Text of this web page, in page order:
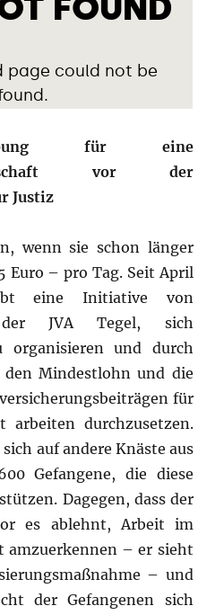
für eine
vor der
Justiz
wenn sie schon länger
Euro – pro Tag. Seit April
eine Initiative von
JVA Tegel, sich
organisieren und durch
den Mindestlohn und die
für
arbeiten durchzusetzen.
auf andere Knäste aus
Gefangene, die diese
Dagegen, dass der
es ablehnt, Arbeit im
amzuerkennen – er sieht
– und
der Gefangenen sich